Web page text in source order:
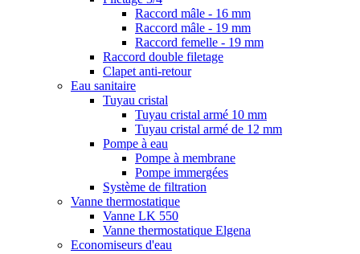
Raccord mâle - 16 mm
Raccord mâle - 19 mm
Raccord femelle - 19 mm
Raccord double filetage
Clapet anti-retour
Eau sanitaire
Tuyau cristal
Tuyau cristal armé 10 mm
Tuyau cristal armé de 12 mm
Pompe à eau
Pompe à membrane
Pompe immergées
Système de filtration
Vanne thermostatique
Vanne LK 550
Vanne thermostatique Elgena
Economiseurs d'eau